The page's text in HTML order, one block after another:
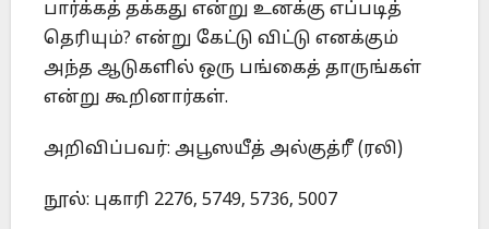
பார்க்கத் தக்கது என்று உனக்கு எப்படித்
தெரியும்? என்று கேட்டு விட்டு எனக்கும்
அந்த ஆடுகளில் ஒரு பங்கைத் தாருங்கள்
என்று கூறினார்கள்.
அறிவிப்பவர்: அபூஸயீத் அல்குத்ரீ (ரலி)
நூல்: புகாரி 2276, 5749, 5736, 5007